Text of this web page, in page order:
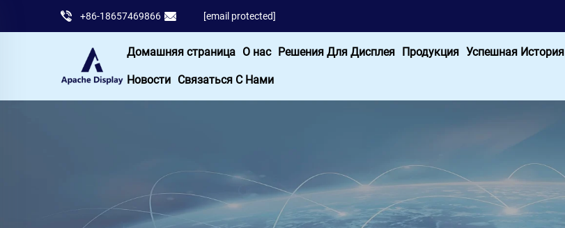
+86-18657469866 [email protected]
Домашняя страница О нас Решения Для Дисплея Продукция Успешная История
Новости Связаться С Нами